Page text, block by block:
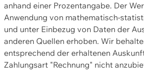
anhand einer Prozentangabe. Der
Anwendung von mathematisch-
und unter Einbezug von Daten der
anderen Quellen erhoben. Wir
entsprechend der erhaltenen
Zahlungsart "Rechnung" nicht